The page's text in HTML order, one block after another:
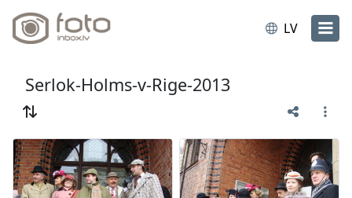
LV
Serlok-Holms-v-Rige-2013